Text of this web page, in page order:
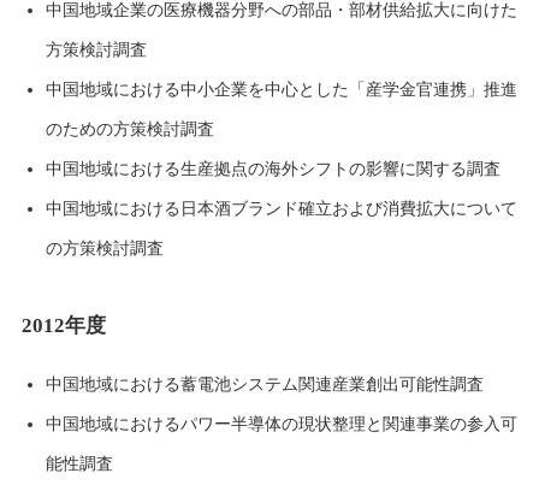
中国地域企業の医療機器分野への部品・部材供給拡大に向けた
方策検討調査
中国地域における中小企業を中心とした「産学金官連携」推進
のための方策検討調査
中国地域における生産拠点の海外シフトの影響に関する調査
中国地域における日本酒ブランド確立および消費拡大について
の方策検討調査
2012年度
中国地域における蓄電池システム関連産業創出可能性調査
中国地域におけるパワー半導体の現状整理と関連事業の参入可
能性調査